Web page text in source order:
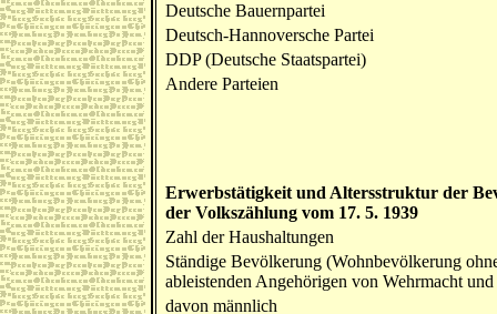
Deutsche Bauernpartei
Deutsch-Hannoversche Partei
DDP (Deutsche Staatspartei)
Andere Parteien
Erwerbstätigkeit und Altersstruktur der
der Volkszählung vom 17. 5. 1939
Zahl der Haushaltungen
Ständige Bevölkerung (Wohnbevölkerung
ableistenden Angehörigen von Wehrmacht
davon männlich